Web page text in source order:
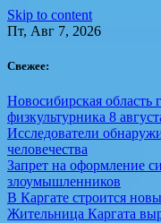
Skip to content
Пт, Авг 7, 2026
Свежее:
Новосибирская область
физкультурника 8
Исследователи
человечества
Запрет на оформление
злоумышленников
В Каргате строится
Жительница Каргата